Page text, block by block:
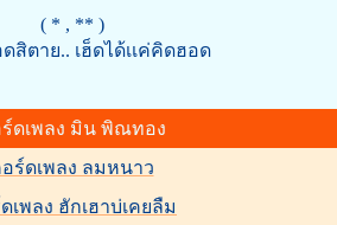
( * , ** )
สิตาย.. เฮ็ดได้เเค่คิดฮอด
ดเพลง มิน พิณทอง
ร์ดเพลง ลมหนาว
เพลง ฮักเฮาบ่เคยลืม